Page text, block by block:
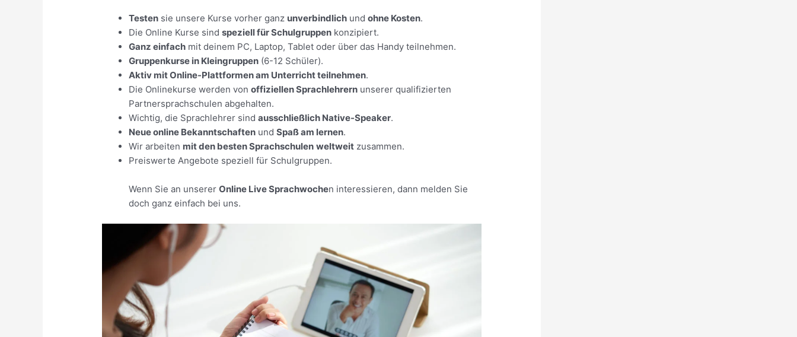
Testen sie unsere Kurse vorher ganz unverbindlich undohne Kosten.
Die Online Kurse sindspeziell für Schulgruppen konzipiert.
Ganz einfach mit deinem PC, Laptop, Tablet oder über das Handy teilnehmen.
Gruppenkurse in Kleingruppen (6-12 Schüler).
Aktiv mit Online-Plattformen am Unterricht teilnehmen.
Die Onlinekurse werden vonoffiziellen Sprachlehrern unserer qualifizierten
Partnersprachschulen abgehalten.
Wichtig, die Sprachlehrer sindausschließlich Native-Speaker.
Neue online Bekanntschaften undSpaß am lernen.
Wir arbeiten mit den besten Sprachschulen weltweit zusammen.
Preiswerte Angebote speziell für Schulgruppen.
Wenn Sie an unsererOnline Live Sprachwochen interessieren, dann melden Sie
doch ganz einfach bei uns.